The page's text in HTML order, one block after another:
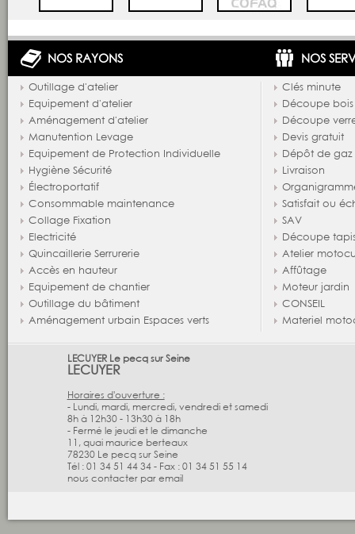
NOS RAYONS
Outillage d'atelier
Equipement d'atelier
Aménagement d'atelier
Manutention Levage
Equipement de Protection Individuelle
Hygiène Sécurité
Électroportatif
Consommable maintenance
Collage Fixation
Electricité
Quincaillerie Serrurerie
Accès en hauteur
Equipement de chantier
Outillage du bâtiment
Aménagement urbain Espaces verts
NOS
Clés minute
Découpe bois
Découpe
Devis gratuit
Dépôt de gaz
Livraison
Satisfait ou
SAV
Découpe
Atelier
Affûtage
Moteur jardin
CONSEIL
Materiel
LECUYER Le pecq sur Seine
LECUYER
Horaires d'ouverture :
- Lundi, mardi, mercredi, vendredi et samedi
8h à 12h30 - 13h30 à 18h
- Fermé le jeudi et le dimanche
11, quai maurice berteaux
78230 Le pecq sur Seine
Tél : 01 34 51 44 34 - Fax : 01 34 51 55 14
nous contacter par email